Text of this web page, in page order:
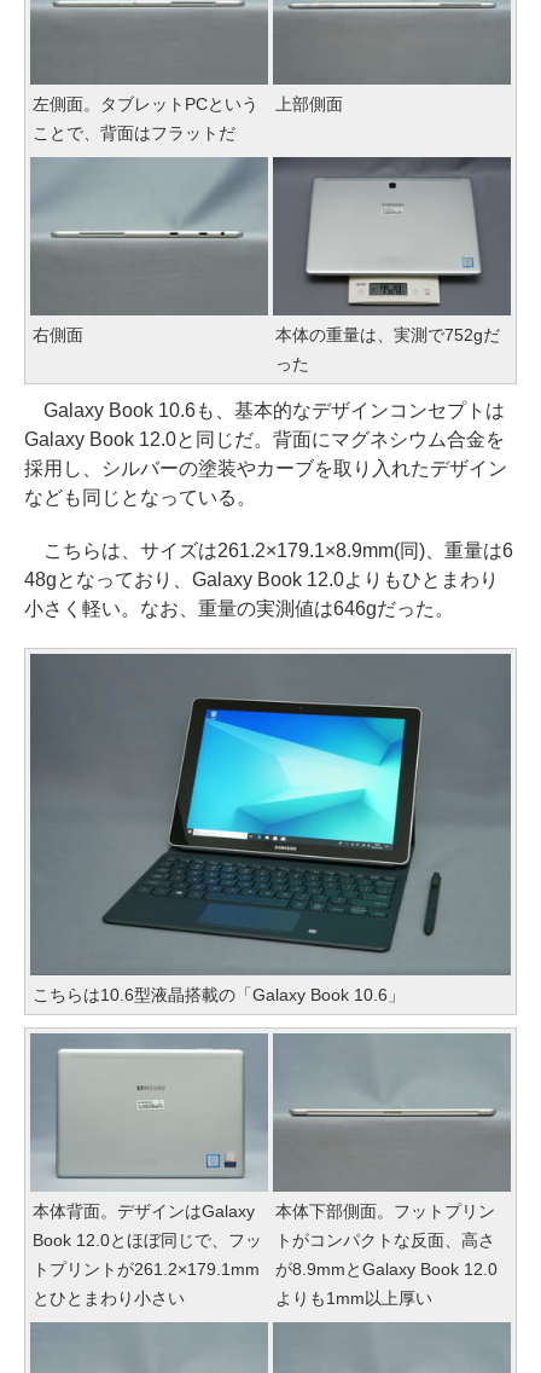
左側面。タブレットPCという
ことで、背面はフラットだ
上部側面
右側面
本体の重量は、実測で752gだ
った
Galaxy Book 10.6も、基本的なデザインコンセプトは
Galaxy Book 12.0と同じだ。背面にマグネシウム合金を
採用し、シルバーの塗装やカーブを取り入れたデザイン
なども同じとなっている。
こちらは、サイズは261.2×179.1×8.9mm(同)、重量は6
48gとなっており、Galaxy Book 12.0よりもひとまわり
小さく軽い。なお、重量の実測値は646gだった。
こちらは10.6型液晶搭載の「Galaxy Book 10.6」
本体背面。デザインはGalaxy
Book 12.0とほぼ同じで、フッ
トプリントが261.2×179.1mm
とひとまわり小さい
本体下部側面。フットプリン
トがコンパクトな反面、高さ
が8.9mmとGalaxy Book 12.0
よりも1mm以上厚い